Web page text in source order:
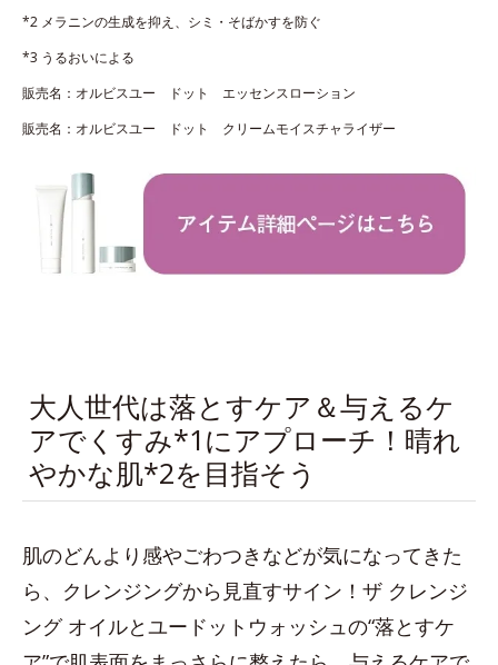
*2 メラニンの生成を抑え、シミ・そばかすを防ぐ
*3 うるおいによる
販売名：オルビスユー ドット エッセンスローション
販売名：オルビスユー ドット クリームモイスチャライザー
大人世代は落とすケア＆与えるケ
アでくすみ*1にアプローチ！晴れ
やかな肌*2を目指そう
肌のどんより感やごわつきなどが気になってきた
ら、クレンジングから見直すサイン！ザ クレンジ
ング オイルとユードットウォッシュの“落とすケ